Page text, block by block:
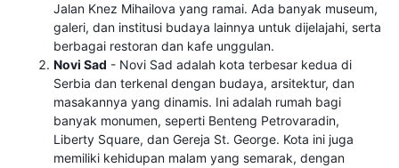
Jalan Knez Mihailova yang ramai. Ada banyak museum,
galeri, dan institusi budaya lainnya untuk dijelajahi, serta
berbagai restoran dan kafe unggulan.
Novi Sad - Novi Sad adalah kota terbesar kedua di
Serbia dan terkenal dengan budaya, arsitektur, dan
masakannya yang dinamis. Ini adalah rumah bagi
banyak monumen, seperti Benteng Petrovaradin,
Liberty Square, dan Gereja St. George. Kota ini juga
memiliki kehidupan malam yang semarak, dengan